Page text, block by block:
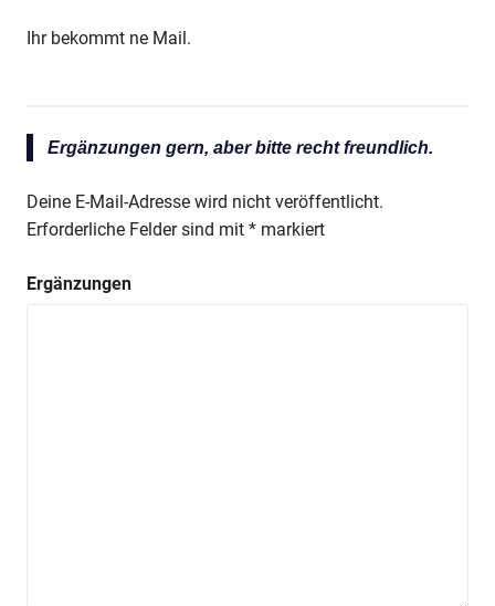
Ihr bekommt ne Mail.
Ergänzungen gern, aber bitte recht freundlich.
Deine E-Mail-Adresse wird nicht veröffentlicht.
Erforderliche Felder sind mit * markiert
Ergänzungen